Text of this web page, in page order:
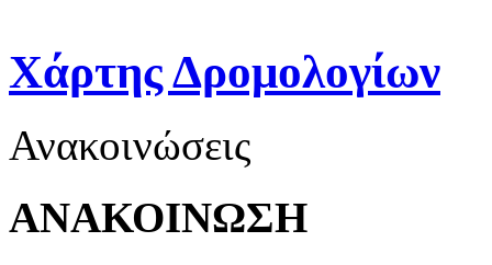
Χάρτης Δρομολογίων
Ανακοινώσεις
ΑΝΑΚΟΙΝΩΣΗ